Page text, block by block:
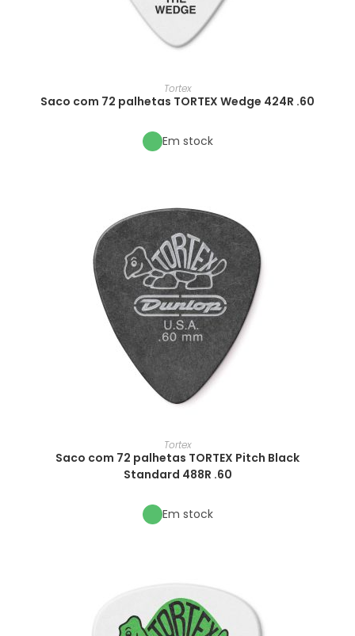
Tortex
Saco com 72 palhetas TORTEX Wedge 424R .60
Em stock
Tortex
Saco com 72 palhetas TORTEX Pitch Black
Standard 488R .60
Em stock